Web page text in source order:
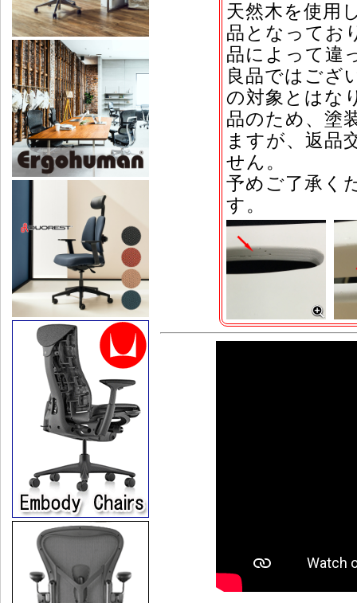
天然木を使用
品となってお
品によって違
良品ではござ
の対象とはな
品のため、塗
ますが、返品
せん。
予めご了承く
す。